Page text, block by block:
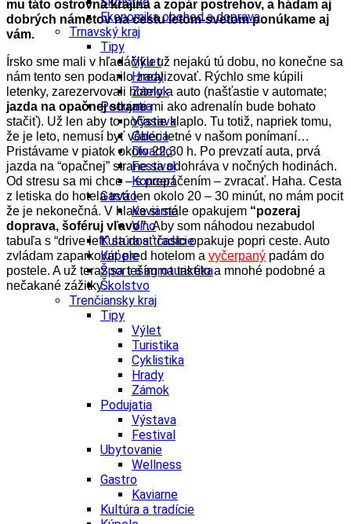
Ekonomika obchod a doprava
Trnavský kraj
Tipy
Výlet
Hrady
Zámok
Podujatia
Výstava
Galéria
Divadlo
Festival
Koncert
Gastro
Kaviarne
Víno
Kultúra a tradície
Kúpele
Šport a agroturistika
Školstvo
Trenčiansky kraj
Tipy
Výlet
Turistika
Cyklistika
Hrady
Zámok
Podujatia
Výstava
Festival
Ubytovanie
Wellness
Gastro
Kaviarne
Kultúra a tradície
mu táto ostrovná krajina a zopár postrehov, a hádam aj
dobrých námetov na cestu letom-svetom ponúkame aj
vám.
Írsko sme mali v hľadáčiku už nejakú tú dobu, no konečne sa
nám tento sen podarilo zrealizovať. Rýchlo sme kúpili
letenky, zarezervovali hotely a auto (našťastie v automate;
jazda na opačnej stranemi ako adrenalín bude bohato
stačiť). Už len aby to počasie klaplo. Tu totiž, napriek tomu,
že je leto, nemusí byť vôbec letné v našom ponímaní…
Pristávame v piatok okolo 22,30 h. Po prevzatí auta, prvá
jazda na “opačnej” strane sa odohráva v nočných hodinách.
Od stresu sa mi chce – s prepáčením – zvracať. Haha. Cesta
z letiska do hotela trvá len okolo 20 – 30 minút, no mám pocit
že je nekonečná. V hlave si stále opakujem “pozeraj
doprava, šoféruj vľavo”. Aby som náhodou nezabudol
tabuľa s “drive left” sa dosť často opakuje popri ceste. Auto
zvládam zaparkovať pred hotelom a vyčerpaný padám do
postele. A už teraz sa teším na takéto a mnohé podobné a
nečakané zážitky…